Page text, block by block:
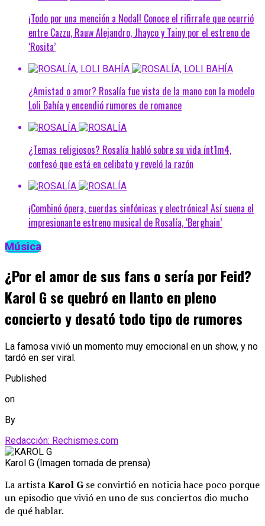
¡Todo por una mención a Nodal! Conoce el rifirrafe que ocurrió
entre Cazzu, Rauw Alejandro, Jhayco y Tainy por el estreno de
‘Rosita’
¿Amistad o amor? Rosalía fue vista de la mano con la modelo
Loli Bahía y encendió rumores de romance
¿Temas religiosos? Rosalía habló sobre su vida ínt1m4,
confesó que está en celibato y reveló la razón
¡Combinó ópera, cuerdas sinfónicas y electrónica! Así suena el
impresionante estreno musical de Rosalía, ‘Berghain’
Música
¿Por el amor de sus fans o sería por Feid?
Karol G se quebró en llanto en pleno
concierto y desató todo tipo de rumores
La famosa vivió un momento muy emocional en un show, y no
tardó en ser viral.
Published
on
By
Redacción: Rechismes.com
Karol G (Imagen tomada de prensa)
La artistaKarol G se convirtió en noticia hace poco porque
un episodio que vivió en uno de sus conciertos dio mucho
de qué hablar.